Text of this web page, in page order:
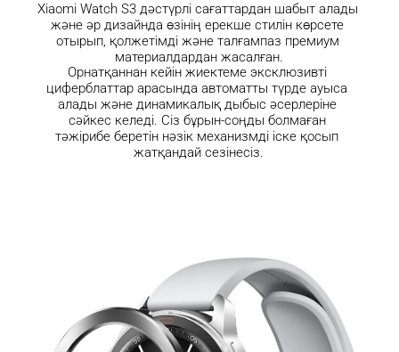
Xiaomi Watch S3 дәстүрлі сағаттардан шабыт алады
және әр дизайнда өзінің ерекше стилін көрсете
отырып, қолжетімді және талғампаз премиум
материалдардан жасалған.
Орнатқаннан кейін жиектеме эксклюзивті
циферблаттар арасында автоматты түрде ауыса
алады және динамикалық дыбыс әсерлеріне
сәйкес келеді. Сіз бұрын-соңды болмаған
тәжірибе беретін нәзік механизмді іске қосып
жатқандай сезінесіз.